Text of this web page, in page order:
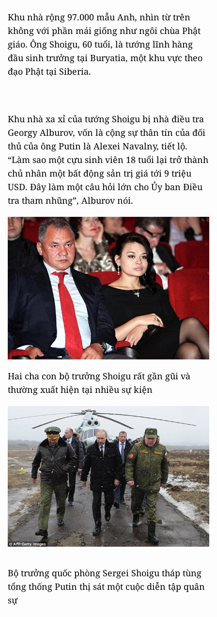
Khu nhà rộng 97.000 mẫu Anh, nhìn từ trên
không với phần mái giống như ngôi chùa Phật
giáo. Ông Shoigu, 60 tuổi, là tướng lĩnh hàng
đầu sinh trưởng tại Buryatia, một khu vực theo
đạo Phật tại Siberia.
Khu nhà xa xỉ của tướng Shoigu bị nhà điều tra
Georgy Alburov, vốn là cộng sự thân tín của đối
thủ của ông Putin là Alexei Navalny, tiết lộ.
“Làm sao một cựu sinh viên 18 tuổi lại trở thành
chủ nhân một bất động sản trị giá tới 9 triệu
USD. Đây làm một câu hỏi lớn cho Ủy ban Điều
tra tham nhũng”, Alburov nói.
Hai cha con bộ trưởng Shoigu rất gần gũi và
thường xuất hiện tại nhiều sự kiện
Bộ trưởng quốc phòng Sergei Shoigu tháp tùng
tổng thống Putin thị sát một cuộc diễn tập quân
sự